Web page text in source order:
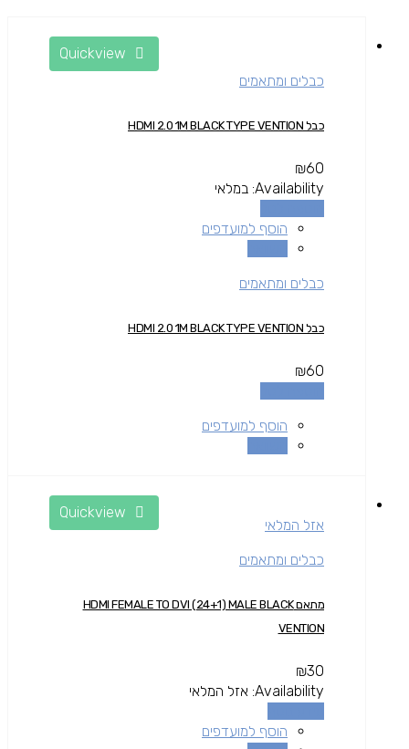
כבלים ומתאמים
כבל HDMI 2.0 1M BLACK TYPE VENTION
₪60
Availability: במלאי
הוסף למועדפים
כבלים ומתאמים
כבל HDMI 2.0 1M BLACK TYPE VENTION
₪60
הוסף למועדפים
אזל המלאי
כבלים ומתאמים
מתאם HDMI FEMALE TO DVI (24+1) MALE BLACK
VENTION
₪30
Availability: אזל המלאי
הוסף למועדפים